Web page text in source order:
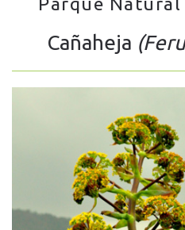
Cañaheja